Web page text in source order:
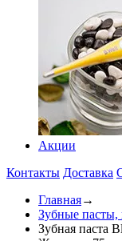
Акции
Контакты Доставка
Главная→
Зубные пасты,
Зубная паста